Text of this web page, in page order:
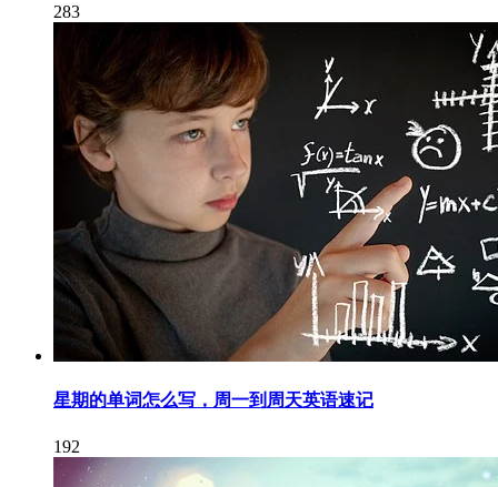
283
星期的单词怎么写，周一到周天英语速记
192